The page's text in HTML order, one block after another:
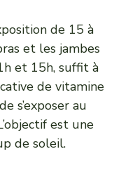
de 15 à
et les jambes
et 15h, suffit à
de vitamine
s’exposer au
est une
de soleil.